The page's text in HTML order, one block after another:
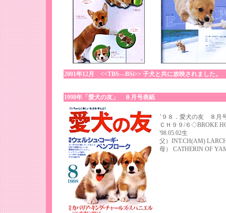
2001年12月 <<TBS―BSi>> 子犬と共に放映されました。
1998年「愛犬の友」 ８月号表紙
’９８．愛犬の友 ８月
ＣＨ９９/６◇BROKE
'98.05.02生
父）INT.CH(AM)
母） CATHERIN OF